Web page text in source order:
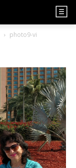
photo9-vi